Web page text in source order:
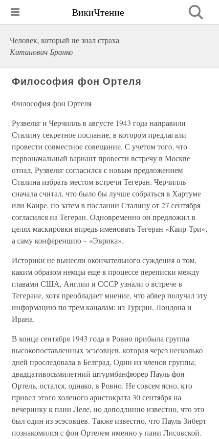
ВикиЧтение
Человек, который не знал страха
Китанович Бранко
Философия фон Ортеля
Философия фон Ортеля
Рузвельт и Черчилль в августе 1943 года направили
Сталину секретное послание, в котором предлагали
провести совместное совещание. С учетом того, что
первоначальный вариант провести встречу в Москве
отпал, Рузвельт согласился с новым предложением
Сталина избрать местом встречи Тегеран. Черчилль
сначала считал, что было бы лучше собраться в Хартуме
или Каире, но затем в послании Сталину от 27 сентября
согласился на Тегеран. Одновременно он предложил в
целях маскировки впредь именовать Тегеран «Каир-Три»,
а саму конференцию – «Эврика».
Историки не вынесли окончательного суждения о том,
каким образом немцы еще в процессе переписки между
главами США, Англии и СССР узнали о встрече в
Тегеране, хотя преобладает мнение, что абвер получал эту
информацию по трем каналам: из Турции, Лондона и
Ирана.
В конце сентября 1943 года в Ровно прибыла группа
высокопоставленных эсэсовцев, которая через несколько
дней проследовала в Белград. Один из членов группы,
двадцативосьмилетний штурмбанфюрер Пауль фон
Ортель, остался, однако, в Ровно. Не совсем ясно, кто
привел этого холеного аристократа 30 сентября на
вечеринку к пани Леле, но доподлинно известно, что это
был один из эсэсовцев. Также известно, что Пауль Зиберт
познакомился с фон Ортелем именно у пани Лисовской.